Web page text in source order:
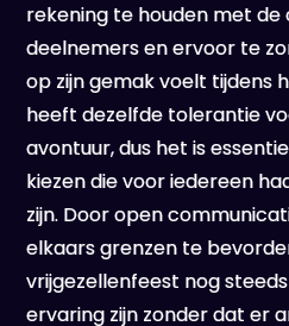
rekening te houden met
deelnemers en ervoor te
op zijn gemak voelt tijdens
heeft dezelfde tolerantie
avontuur, dus het is
kiezen die voor iedereen
zijn. Door open
elkaars grenzen te
vrijgezellenfeest nog
ervaring zijn zonder dat er